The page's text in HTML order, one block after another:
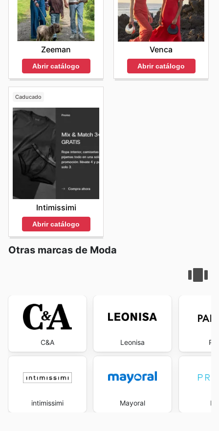
Zeeman
Abrir catálogo
Venca
Abrir catálogo
Caducado
Intimissimi
Abrir catálogo
Otras marcas de Moda
C&A
intimissimi
Leonisa
Mayoral